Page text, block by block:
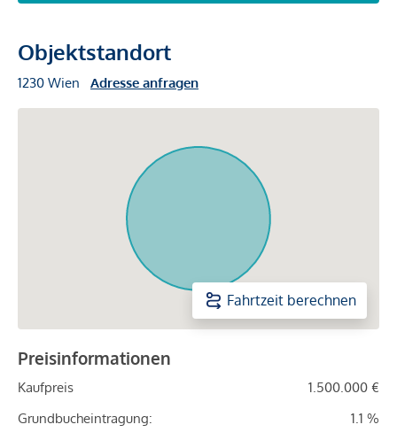
Objektstandort
1230 Wien Adresse anfragen
Fahrtzeit berechnen
Preisinformationen
Kaufpreis
1.500.000 €
Grundbucheintragung:
1.1 %